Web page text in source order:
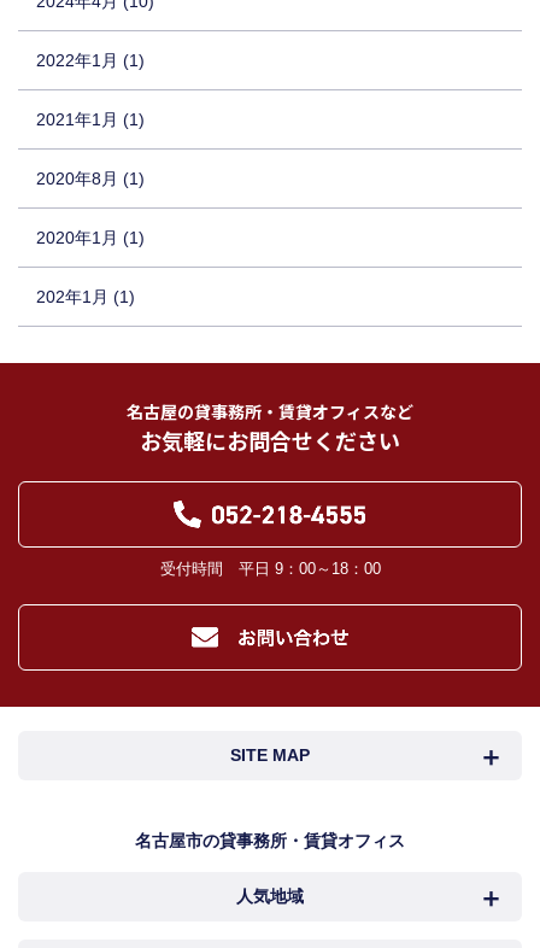
2022年1月 (1)
2021年1月 (1)
2020年8月 (1)
2020年1月 (1)
202年1月 (1)
名古屋の貸事務所・賃貸オフィスなど
お気軽にお問合せください
受付時間 平日 9：00～18：00
SITE MAP
名古屋市近郊検索
地図検索
名古屋市の貸事務所・賃貸オフィス
人気地域